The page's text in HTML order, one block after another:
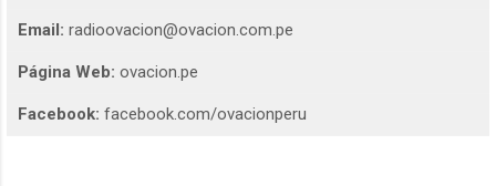
Email: radioovacion@ovacion.com.pe
Página Web: ovacion.pe
Facebook: facebook.com/ovacionperu